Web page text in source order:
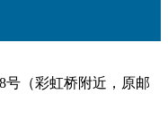
号（彩虹桥附近，原邮